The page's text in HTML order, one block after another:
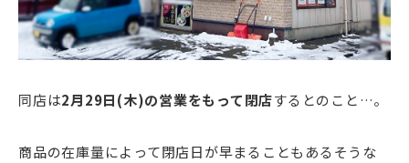
同店は2月29日(木)の営業をもって閉店するとのこと…。
商品の在庫量によって閉店日が早まることもあるそうな